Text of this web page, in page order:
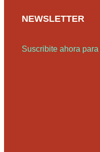
NEWSLETTER
Suscribite ahora